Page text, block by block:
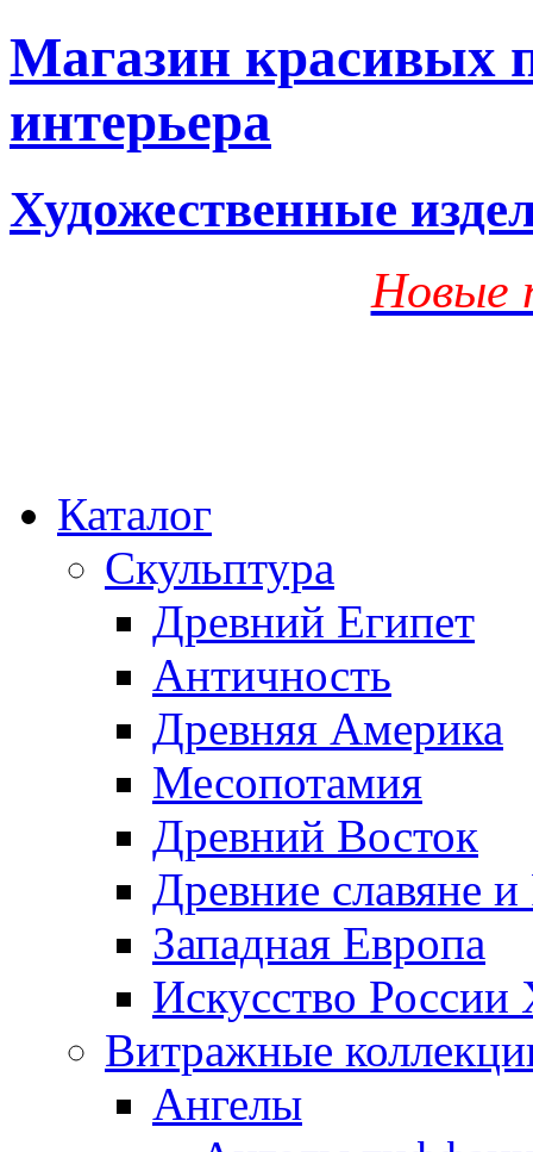
Магазин красивых
интерьера
Художественные
Новые
Каталог
Скульптура
Древний Египет
Античность
Древняя Америка
Месопотамия
Древний Восток
Древние славяне и
Западная Европа
Искусство
Витражные
Ангелы